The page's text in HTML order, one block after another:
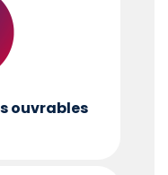
ouvrables